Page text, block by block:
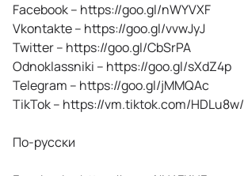
Facebook – https://goo.gl/nWYVXF
Vkontakte – https://goo.gl/vvwJyJ
Twitter – https://goo.gl/CbSrPA
Odnoklassniki – https://goo.gl/sXdZ4p
Telegram – https://goo.gl/jMMQAc
TikTok – https://vm.tiktok.com/HDLu8w/
По-русски